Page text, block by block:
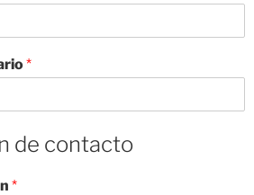
*
de contacto
*